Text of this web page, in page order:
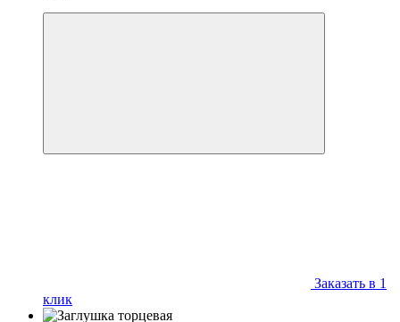
Заказать в 1
клик